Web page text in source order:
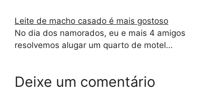
Leite de macho casado é mais gostoso
No dia dos namorados, eu e mais 4 amigos
resolvemos alugar um quarto de motel…
Deixe um comentário